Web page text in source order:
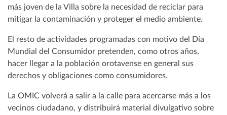
más joven de la Villa sobre la necesidad de reciclar para
mitigar la contaminación y proteger el medio ambiente.
El resto de actividades programadas con motivo del Día
Mundial del Consumidor pretenden, como otros años,
hacer llegar a la población orotavense en general sus
derechos y obligaciones como consumidores.
La OMIC volverá a salir a la calle para acercarse más a los
vecinos ciudadano, y distribuirá material divulgativo sobre